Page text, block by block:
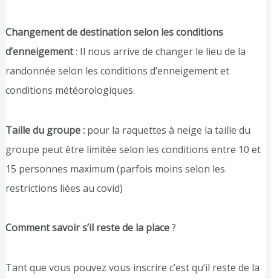
Changement de destination selon les conditions
d’enneigement: Il nous arrive de changer le lieu de la
randonnée selon les conditions d’enneigement et
conditions météorologiques.
Taille du groupe :pour la raquettes à neige la taille du
groupe peut être limitée selon les conditions entre 10 et
15 personnes maximum (parfois moins selon les
restrictions liées au covid)
Comment savoir s’il reste de la place?
Tant que vous pouvez vous inscrire c’est qu’il reste de la